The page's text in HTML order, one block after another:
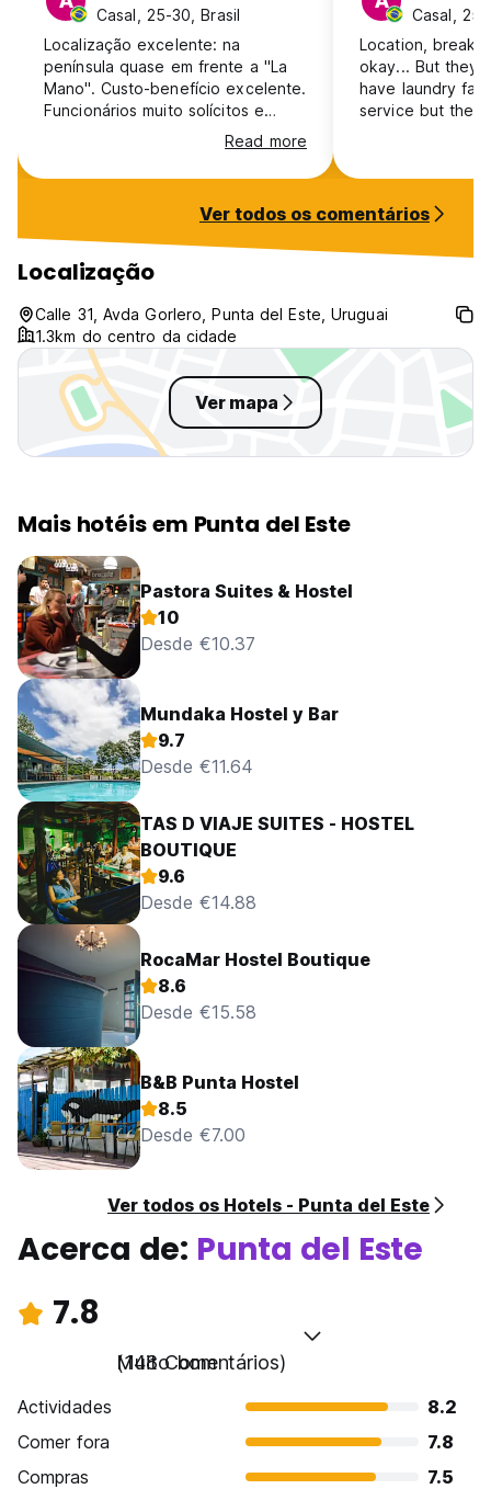
Casal, 25-30, Brasil
Localização excelente: na
península quase em frente a "La
Mano". Custo-benefício excelente.
Funcionários muito solícitos e
corteses. O hotel não disponibiliza
de garagem, o carro fica
estacionado na rua em frente.
Read more
Casal,
Location,
okay... But they
have laundry
service but they
The Bus Station
Ver todos os comentários
Localização
Calle 31, Avda Gorlero, Punta del Este, Uruguai
1.3km do centro da cidade
Ver mapa
Mais hotéis em Punta del Este
Pastora Suites & Hostel
10
Desde €10.37
Mundaka Hostel y Bar
9.7
Desde €11.64
TAS D VIAJE SUITES - HOSTEL
BOUTIQUE
9.6
Desde €14.88
RocaMar Hostel Boutique
8.6
Desde €15.58
B&B Punta Hostel
8.5
Desde €7.00
Ver todos os Hotels - Punta del Este
Acerca de: Punta del Este
7.8
Muito bom
(148 Comentários)
Actividades
8.2
Comer fora
7.8
Compras
7.5